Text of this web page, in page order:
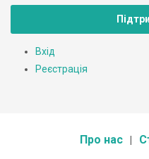
Вхід
Реєстрація
Про нас